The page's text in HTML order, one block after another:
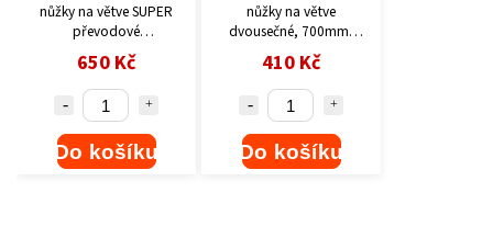
nůžky na větve SUPER
převodové
kovadlinkové, 930mm,
SK5
650 Kč
Do košíku
nůžky na větve
dvousečné, 700mm,
HCS
410 Kč
Do košíku